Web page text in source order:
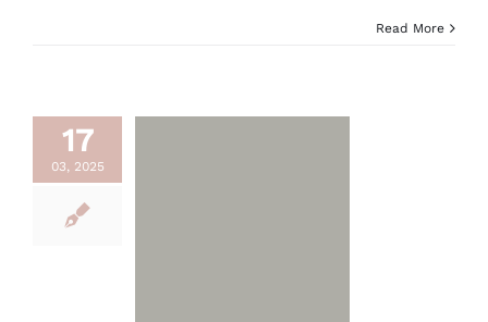
Read More
17
03, 2025